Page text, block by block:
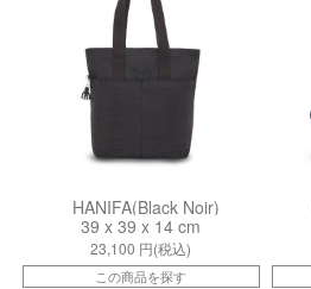
HANIFA(Black Noir)
39 x 39 x 14 cm
23,100 円(税込)
この商品を探す